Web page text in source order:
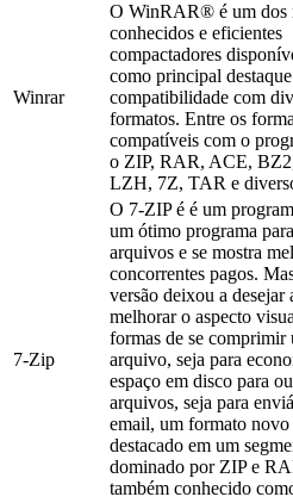
Winrar
O WinRAR® é um dos
conhecidos e eficientes
compactadores
como principal
compatibilidade com
formatos. Entre os
compatíveis com o
o ZIP, RAR, ACE,
LZH, 7Z, TAR e
7-Zip
O 7-ZIP é é um
um ótimo programa
arquivos e se mostra
concorrentes pagos.
versão deixou a desejar
melhorar o aspecto
formas de se comprimir
arquivo, seja para
espaço em disco para
arquivos, seja para
email, um formato novo
destacado em um
dominado por ZIP e
também conhecido